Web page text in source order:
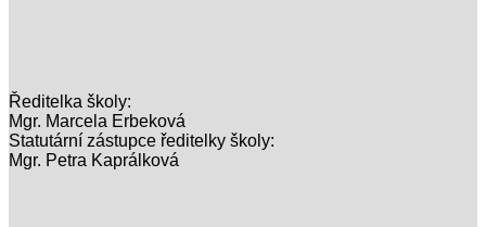
Ředitelka školy:
Mgr. Marcela Erbeková
Statutární zástupce ředitelky školy:
Mgr. Petra Kaprálková